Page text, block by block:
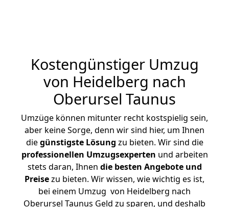
Kostengünstiger Umzug
von Heidelberg nach
Oberursel Taunus
Umzüge können mitunter recht kostspielig sein,
aber keine Sorge, denn wir sind hier, um Ihnen
diegünstigste Lösung zu bieten. Wir sind die
professionellen Umzugsexperten und arbeiten
stets daran, Ihnen die besten Angebote und
Preisezu bieten. Wir wissen, wie wichtig es ist,
bei einem Umzug von Heidelberg nach
Oberursel Taunus Geld zu sparen, und deshalb